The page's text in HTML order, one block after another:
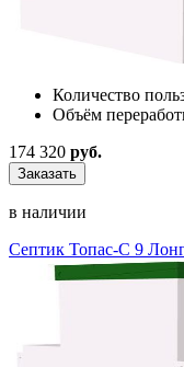
Количество
Объём
174 320 руб.
Заказать
в наличии
Септик Топас-С 9